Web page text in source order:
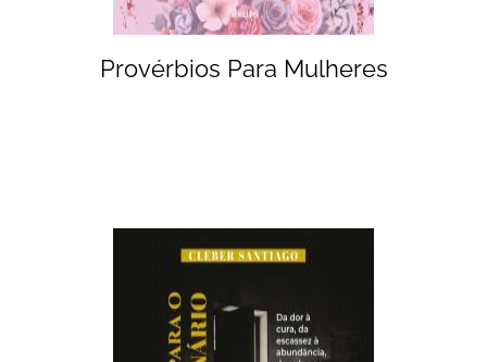
Provérbios Para Mulheres